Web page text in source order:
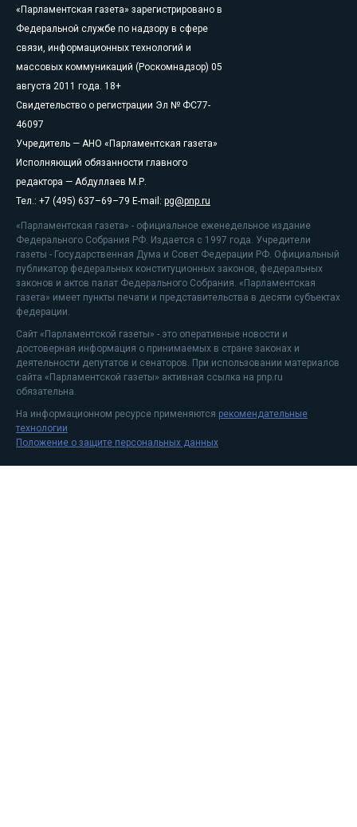
«Парламентская газета» зарегистрировано в
Федеральной службе по надзору в сфере
связи, информационных технологий и
массовых коммуникаций (Роскомнадзор) 05
августа 2011 года. 18+
Свидетельство о регистрации Эл № ФС77-
46097
Учредитель — АНО «Парламентская газета»
Исполняющий обязанности главного
редактора — Абдуллаев М.Р.
Тел.: +7 (495) 637–69–79 E-mail: pg@pnp.ru
«Парламентская газета» - официальное еженедельное издание
Федерального Собрания РФ. Издается с 1997 года. Учредители
газеты - Государственная Дума и Совет Федерации РФ. Официальный
публикатор федеральных конституционных законов, федеральных
законов и актов палат Федерального Собрания. «Парламентская
газета» имеет пункты печати и представительства в десяти субъектах
федерации.
Сайт «Парламентской газеты» - это оперативные новости и
достоверная информация о принимаемых в стране законах и
деятельности депутатов и сенаторов. При использовании материалов
сайта «Парламентской газеты» активная ссылка на pnp.ru
обязательна.
На информационном ресурсе применяются рекомендательные
технологии
Положение о защите персональных данных